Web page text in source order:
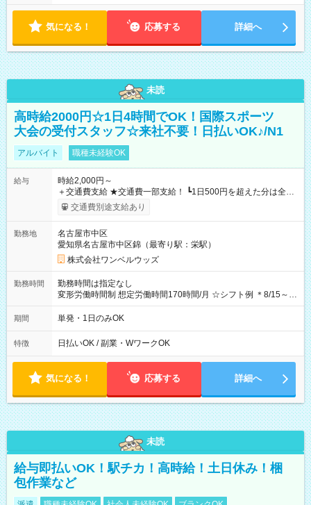
気になる！ 応募する 詳細へ
未読
高時給2000円☆1日4時間でOK！国際スポーツ
大会の受付スタッフ☆来社不要！日払いOK♪/N1
アルバイト 職種未経験OK
給与
時給2,000円～
＋交通費支給 ★交通費一部支給！ ┗1日500円を超えた分は全額
支給！ ※往復500円以内の方は自己負担となります ★日払い
OK！（規定あり） ┗働いたその日に現金GET♪ お仕事後はコン
期間なし
交通費別途支給あり
勤務地
名古屋市中区
愛知県名古屋市中区錦（最寄り駅：栄駅）
株式会社ワンベルウッズ
勤務時間
勤務時間は指定なし
変形労働時間制 想定労働時間170時間/月 ☆シフト例 ＊8/15～
10/26 全日共通 08：00～12：00 17：00～21：00 ＊8/31
～9/19のみ下記シフトもあります！ 12：00～16：00 ＊9/6～
00
期間 単発・1日のみOK
特徴 日払いOK / 副業・WワークOK
気になる！ 応募する 詳細へ
未読
給与即払いOK！駅チカ！高時給！土日休み！梱
包作業など